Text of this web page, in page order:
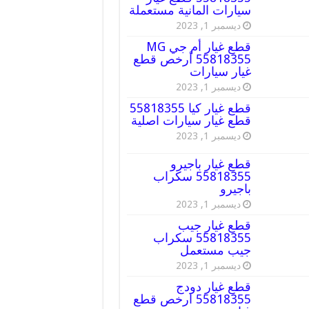
سيارات المانية مستعملة
ديسمبر 1, 2023
قطع غيار أم جي MG
55818355 أرخص قطع
غيار سيارات
ديسمبر 1, 2023
قطع غيار كيا 55818355
قطع غيار سيارات اصلية
ديسمبر 1, 2023
قطع غيار باجيرو
55818355 سكراب
باجيرو
ديسمبر 1, 2023
قطع غيار جيب
55818355 سكراب
جيب مستعمل
ديسمبر 1, 2023
قطع غيار دودج
55818355 ارخص قطع